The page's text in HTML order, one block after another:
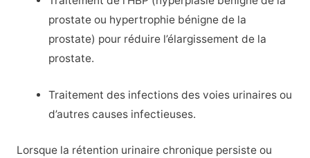
prostate ou hypertrophie bénigne de la
prostate) pour réduire l’élargissement de la
prostate.
Traitement des infections des voies urinaires ou
d’autres causes infectieuses.
Lorsque la rétention urinaire chronique persiste ou